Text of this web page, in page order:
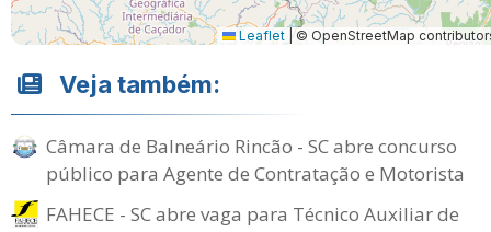
Leaflet © OpenStreetMap
Veja também:
Câmara de Balneário Rincão - SC abre concurso
público para Agente de Contratação e Motorista
FAHECE - SC abre vaga para Técnico Auxiliar de